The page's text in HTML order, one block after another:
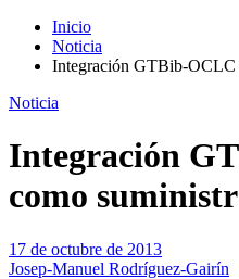
Inicio
Noticia
Integración GTBib-OCLC
Noticia
Integración
como
17 de octubre de 2013
Josep-Manuel Rodríguez-Gairín